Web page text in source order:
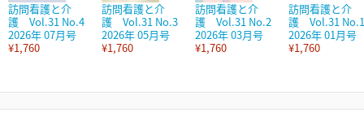
訪問看護と介
護 Vol.31 No.4
2026年 07月号
¥1,760
訪問看護と介
護 Vol.31 No.3
2026年 05月号
¥1,760
訪問看護と介
護 Vol.31 No.2
2026年 03月号
¥1,760
訪問看護と介
護 Vol.31 No.1
2026年 01月号
¥1,760